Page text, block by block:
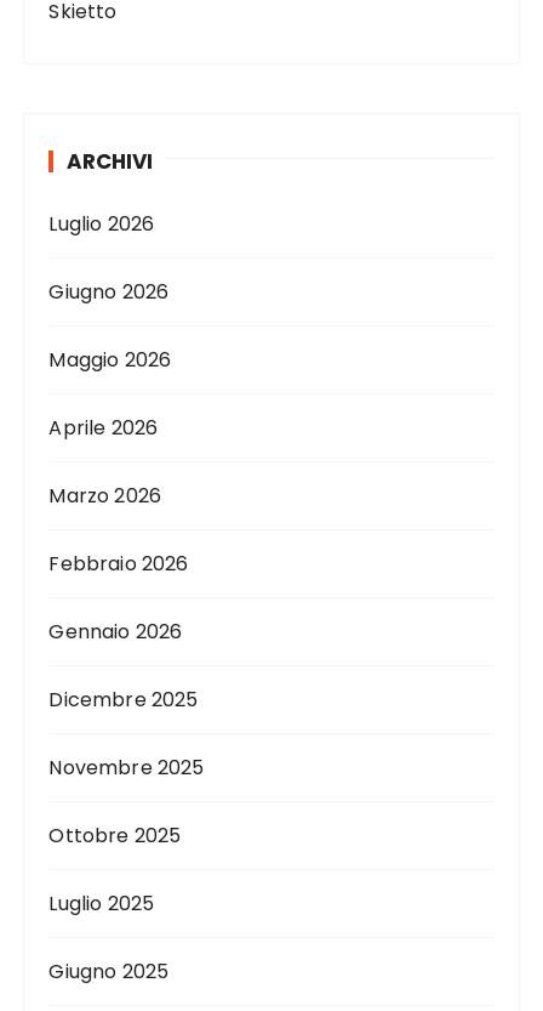
Skietto
ARCHIVI
Luglio 2026
Giugno 2026
Maggio 2026
Aprile 2026
Marzo 2026
Febbraio 2026
Gennaio 2026
Dicembre 2025
Novembre 2025
Ottobre 2025
Luglio 2025
Giugno 2025